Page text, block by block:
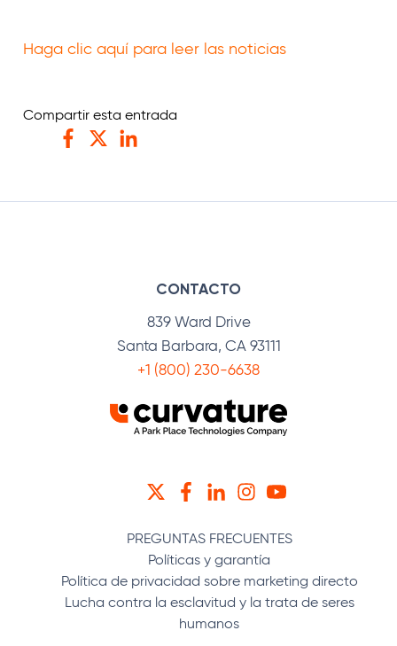
Haga clic aquí para leer las noticias
Compartir esta entrada
CONTACTO
839 Ward Drive
Santa Barbara, CA 93111
+1 (800) 230-6638
TWITTERFACEBOOK
LINKEDININSTAGRAM
YOUTUBE
PREGUNTAS FRECUENTES
Políticas y garantía
Política de privacidad sobre marketing directo
Lucha contra la esclavitud y la trata de seres
humanos